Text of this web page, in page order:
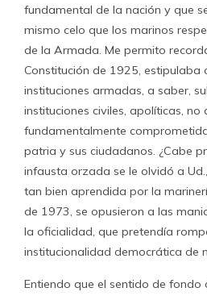
fundamental de la nación y que
mismo celo que los marinos
de la Armada. Me permito
Constitución de 1925, estipulaba
instituciones armadas, a saber,
instituciones civiles, apolíticas, no
fundamentalmente
patria y sus ciudadanos. ¿Cabe
infausta orzada se le olvidó a
tan bien aprendida por la
de 1973, se opusieron a las
la oficialidad, que pretendía
institucionalidad democrática de
Entiendo que el sentido de